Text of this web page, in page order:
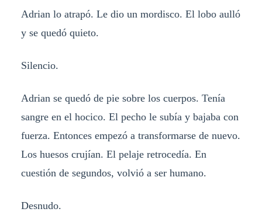
Adrian lo atrapó. Le dio un mordisco. El lobo aulló
y se quedó quieto.
Silencio.
Adrian se quedó de pie sobre los cuerpos. Tenía
sangre en el hocico. El pecho le subía y bajaba con
fuerza. Entonces empezó a transformarse de nuevo.
Los huesos crujían. El pelaje retrocedía. En
cuestión de segundos, volvió a ser humano.
Desnudo.